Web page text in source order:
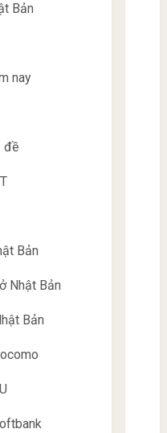
Bản
nay
đề
Bản
Nhật Bản
Bản